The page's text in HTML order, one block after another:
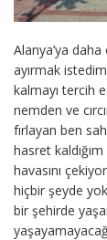
Alanya’ya
ayırmak
kalmayı tercih
nemden ve
fırlayan ben
hasret
havasını
hiçbir şeyde
bir şehirde